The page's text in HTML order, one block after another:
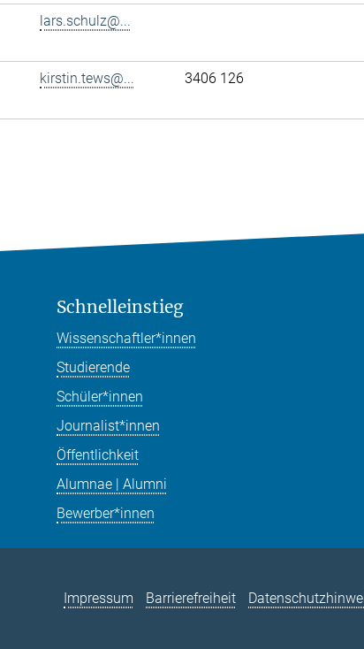
lars.schulz@...
kirstin.tews@... 3406 126
Schnelleinstieg
Wissenschaftler*innen
Studierende
Schüler*innen
Journalist*innen
Öffentlichkeit
Alumnae | Alumni
Bewerber*innen
Impressum Barrierefreiheit